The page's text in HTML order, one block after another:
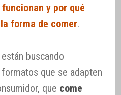
y por qué
forma de comer.
buscando
que se adapten
que come